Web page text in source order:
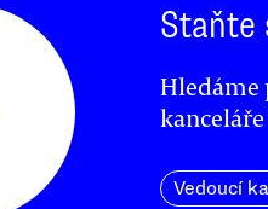
pro
Staňte
Hledáme
Vedoucí